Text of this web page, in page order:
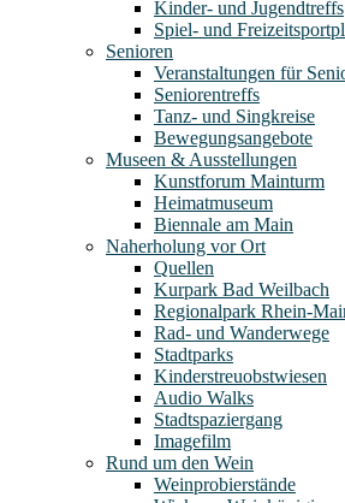
Kinder- und Jugendtreffs
Spiel- und
Senioren
Veranstaltungen für
Seniorentreffs
Tanz- und Singkreise
Bewegungsangebote
Museen & Ausstellungen
Kunstforum Mainturm
Heimatmuseum
Biennale am Main
Naherholung vor Ort
Quellen
Kurpark Bad Weilbach
Regionalpark Rhein-
Rad- und Wanderwege
Stadtparks
Kinderstreuobstwiesen
Audio Walks
Stadtspaziergang
Imagefilm
Rund um den Wein
Weinprobierstände